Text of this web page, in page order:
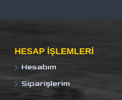
HESAP IŞLEMLERI
Hesabım
Siparişlerim